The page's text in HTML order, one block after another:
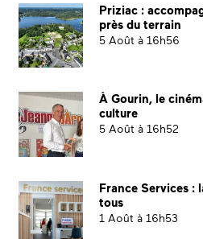
Priziac :
près du terrain
5 Août à 16h56
À Gourin, le
culture
5 Août à 16h52
France Services :
tous
1 Août à 16h53